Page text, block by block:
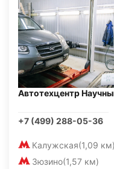
Автотехцентр
+7 (499) 288-05-36
Калужская(1,09 км)
Зюзино(1,57 км)